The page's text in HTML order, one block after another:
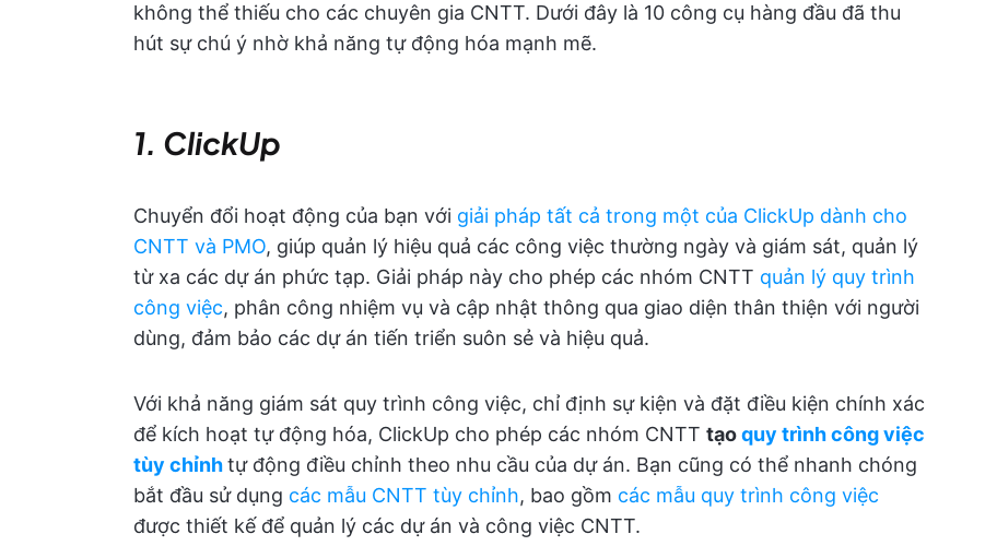
không thể thiếu cho các chuyên gia CNTT. Dưới đây là 10 công cụ hàng đầu đã thu
hút sự chú ý nhờ khả năng tự động hóa mạnh mẽ.
1. ClickUp
Chuyển đổi hoạt động của bạn với giải pháp tất cả trong một của ClickUp dành cho
CNTT và PMO, giúp quản lý hiệu quả các công việc thường ngày và giám sát, quản lý
từ xa các dự án phức tạp. Giải pháp này cho phép các nhóm CNTT quản lý quy trình
công việc, phân công nhiệm vụ và cập nhật thông qua giao diện thân thiện với người
dùng, đảm bảo các dự án tiến triển suôn sẻ và hiệu quả.
Với khả năng giám sát quy trình công việc, chỉ định sự kiện và đặt điều kiện chính xác
để kích hoạt tự động hóa, ClickUp cho phép các nhóm CNTT tạoquy trình công việc
tùy chỉnhtự động điều chỉnh theo nhu cầu của dự án. Bạn cũng có thể nhanh chóng
bắt đầu sử dụng các mẫu CNTT tùy chỉnh, bao gồm các mẫu quy trình công việc
được thiết kế để quản lý các dự án và công việc CNTT.